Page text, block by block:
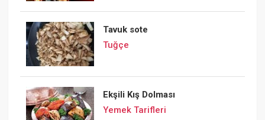
Tavuk sote
Tuğçe
Ekşili Kış Dolması
Yemek Tarifleri